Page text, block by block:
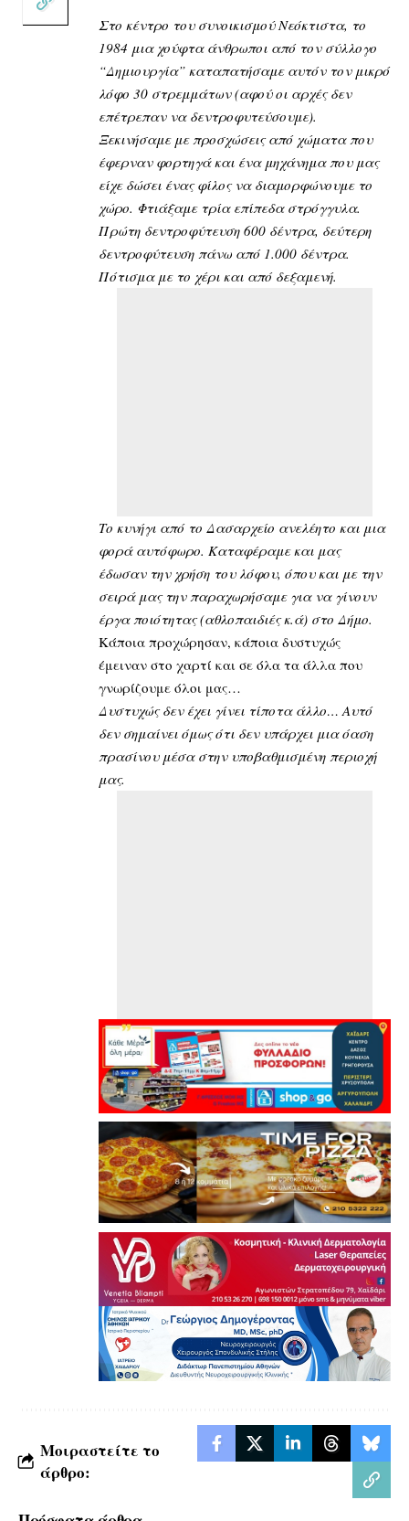
Στο κέντρο του συνοικισμού Νεόκτιστα, το
1984 μια χούφτα άνθρωποι από τον σύλλογο
“Δημιουργία” καταπατήσαμε αυτόν τον μικρό
λόφο 30 στρεμμάτων (αφού οι αρχές δεν
επέτρεπαν να δεντροφυτεύσουμε).
Ξεκινήσαμε με προσχώσεις από χώματα που
έφερναν φορτηγά και ένα μηχάνημα που μας
είχε δώσει ένας φίλος να διαμορφώνουμε το
χώρο. Φτιάξαμε τρία επίπεδα στρόγγυλα.
Πρώτη δεντροφύτευση 600 δέντρα, δεύτερη
δεντροφύτευση πάνω από 1.000 δέντρα.
Πότισμα με το χέρι και από δεξαμενή.
Το κυνήγι από το Δασαρχείο ανελέητο και μια
φορά αυτόφωρο. Καταφέραμε και μας
έδωσαν την χρήση του λόφου, όπου και με την
σειρά μας την παραχωρήσαμε για να γίνουν
έργα ποιότητας (αθλοπαιδιές κ.ά) στο Δήμο.
Κάποια προχώρησαν, κάποια δυστυχώς
έμειναν στο χαρτί και σε όλα τα άλλα που
γνωρίζουμε όλοι μας…
Δυστυχώς δεν έχει γίνει τίποτα άλλο… Αυτό
δεν σημαίνει όμως ότι δεν υπάρχει μια όαση
πρασίνου μέσα στην υποβαθμισμένη περιοχή
μας.
Μοιραστείτε το
άρθρο: